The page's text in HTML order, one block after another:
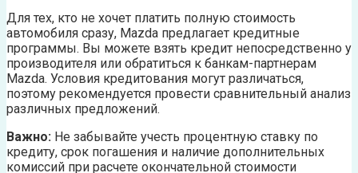
Для тех, кто не хочет платить полную стоимость
автомобиля сразу, Mazda предлагает кредитные
программы. Вы можете взять кредит непосредственно у
производителя или обратиться к банкам-партнерам
Mazda. Условия кредитования могут различаться,
поэтому рекомендуется провести сравнительный анализ
различных предложений.
Важно: Не забывайте учесть процентную ставку по
кредиту, срок погашения и наличие дополнительных
комиссий при расчете окончательной стоимости